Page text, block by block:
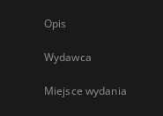
Opis
Wydawca
Miejsce wydania